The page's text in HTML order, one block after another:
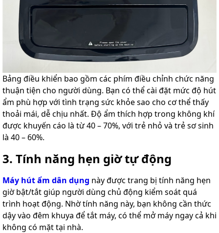
Bảng điều khiển bao gồm các phím điều chỉnh chức năng
thuận tiện cho người dùng. Bạn có thể cài đặt mức độ hút
ẩm phù hợp với tình trạng sức khỏe sao cho cơ thể thấy
thoải mái, dễ chịu nhất. Độ ẩm thích hợp trong không khí
được khuyến cáo là từ 40 – 70%, với trẻ nhỏ và trẻ sơ sinh
là 40 – 60%.
3. Tính năng hẹn giờ tự động
Máy hút ẩm dân dụng này được trang bị tính năng hẹn
giờ bật/tắt giúp người dùng chủ động kiểm soát quá
trình hoạt động. Nhờ tính năng này, bạn không cần thức
dậy vào đêm khuya để tắt máy, có thể mở máy ngay cả khi
không có mặt tại nhà.